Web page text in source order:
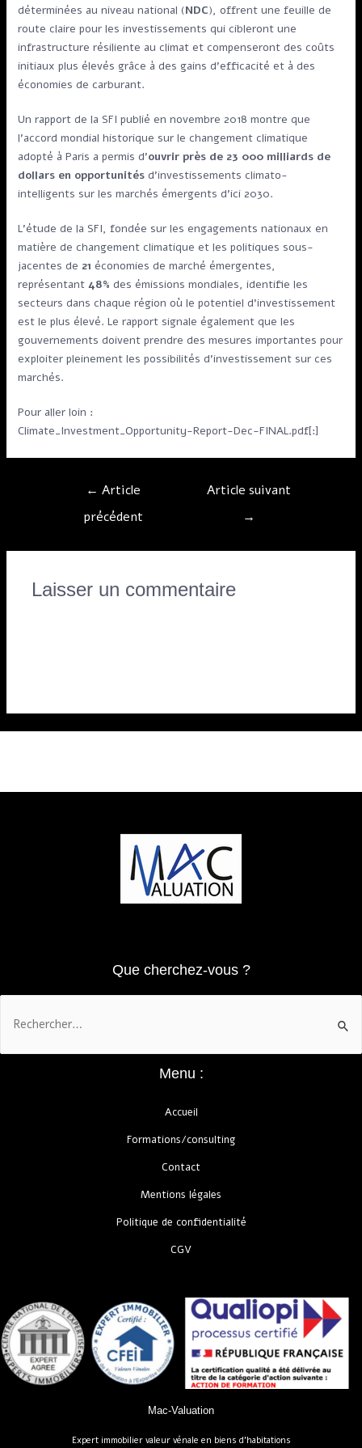
déterminées au niveau national (NDC), offrent une feuille de
route claire pour les investissements qui cibleront une
infrastructure résiliente au climat et compenseront des coûts
initiaux plus élevés grâce à des gains d’efficacité et à des
économies de carburant.
Un rapport de la SFI publié en novembre 2018 montre que
l’accord mondial historique sur le changement climatique
adopté à Paris a permis d’ouvrir près de 23 000 milliards de
dollars en opportunités d’investissements climato-
intelligents sur les marchés émergents d’ici 2030.
L’étude de la SFI, fondée sur les engagements nationaux en
matière de changement climatique et les politiques sous-
jacentes de 21 économies de marché émergentes,
représentant48% des émissions mondiales, identifie les
secteurs dans chaque région où le potentiel d’investissement
est le plus élevé. Le rapport signale également que les
gouvernements doivent prendre des mesures importantes pour
exploiter pleinement les possibilités d’investissement sur ces
marchés.
Pour aller loin :
Climate_Investment_Opportunity-Report-Dec-FINAL.pdf[:]
← Article
précédent
Article suivant
→
Laisser un commentaire
Que cherchez-vous ?
Menu :
Accueil
Formations/consulting
Contact
Mentions légales
Politique de confidentialité
CGV
Mac-Valuation
Expert immobilier valeur vénale en biens d’habitations